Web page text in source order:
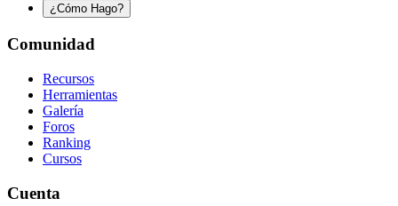
¿Cómo Hago?
Comunidad
Recursos
Herramientas
Galería
Foros
Ranking
Cursos
Cuenta